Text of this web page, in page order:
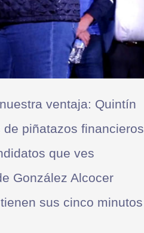
ventaja: Quintín
piñatazos financieros
que ves
González Alcocer
sus cinco minutos